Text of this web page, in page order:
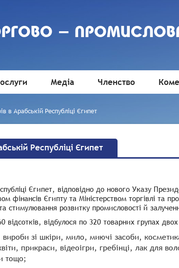
-
Медіа Членство
в Арабській Республіці Єгипет
Республіці Єгипет
Єгипет, відповідно до нового Указу
фінансів Єгипту та Міністерством торгівлі та
стимулювання розвитку промисловості й
відбулося по 320 товарних групах
зі шкіри, мило, миючі засоби,
прикраси, відеоігри, гребінці, лак для
тощо;